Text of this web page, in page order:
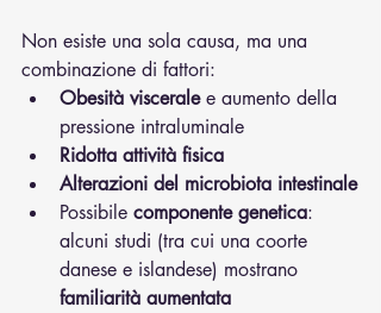
Non esiste una sola causa, ma una
combinazione di fattori:
Obesità viscerale e aumento della
pressione intraluminale
Ridotta attività fisica
Alterazioni del microbiota intestinale
Possibile componente genetica:
alcuni studi (tra cui una coorte
danese e islandese) mostrano
familiarità aumentata